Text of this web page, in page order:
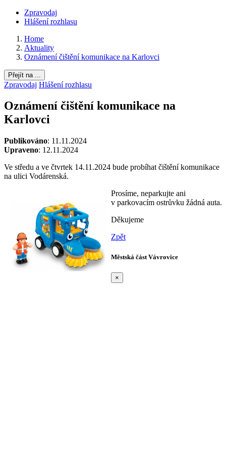
Zpravodaj
Hlášení rozhlasu
Home
Aktuality
Oznámení čištění komunikace na Karlovci
Přejít na ...
Zpravodaj Hlášení rozhlasu
Oznámení čištění komunikace na
Karlovci
Publikováno: 11.11.2024
Upraveno: 12.11.2024
Ve středu a ve čtvrtek 14.11.2024 bude probíhat čištění komunikace
na ulici Vodárenská.
Prosíme, neparkujte ani
v parkovacím ostrůvku žádná auta.
Děkujeme
Zpět
Městská část Vávrovice
×